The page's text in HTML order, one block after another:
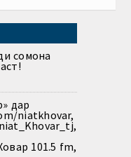
сомона
дар
niatkhovar,
101.5 fm,